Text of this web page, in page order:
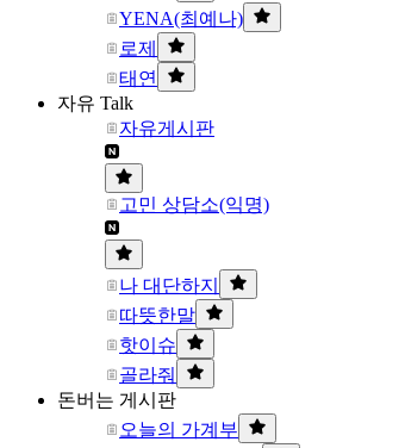
YENA(최예나)
로제
태연
자유 Talk
자유게시판
고민 상담소(익명)
나 대단하지
따뜻한말
핫이슈
골라줘
돈버는 게시판
오늘의 가계부